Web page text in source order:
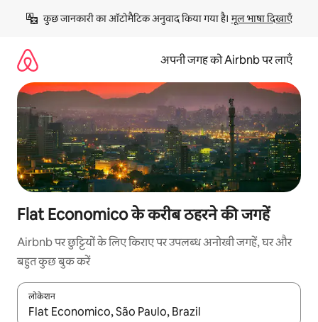
छोड़कर
कॉन्टेंट
कुछ जानकारी का ऑटोमैटिक अनुवाद किया गया है। मूल भाषा दिखाएँ
अपनी जगह को Airbnb पर लाएँ
Flat Economico के करीब ठहरने की जगहें
Airbnb पर छुट्टियों के लिए किराए पर उपलब्ध अनोखी जगहें, घर और
बहुत कुछ बुक करें
लोकेशन
नतीजों के उपलब्ध होने पर, अप और डाउन 'ऐरो की' का इस्तेमाल करके नेविगेट